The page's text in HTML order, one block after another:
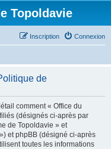
Topoldavie
Connexion
Inscription
de
comment « Office du
(désignés ci-après par
de Topoldavie » et
et phpBB (désigné ci-après
toutes les informations